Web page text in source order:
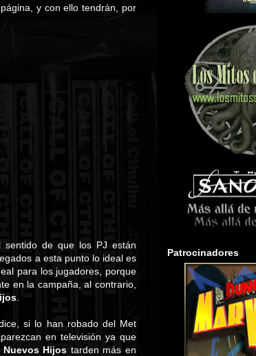
y con ello tendrán, por
de que los PJ están
a esta punto lo ideal es
para los jugadores, porque
en la campaña, al contrario,
si lo han robado del Met
en televisión ya que
Nuevos Hijos tarden más en
Patrocinadores